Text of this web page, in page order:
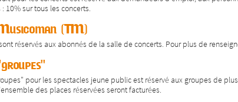
10% sur tous les concerts.
(TM)
réservés aux abonnés de la salle de concerts. Pour plus de
pour les spectacles jeune public est réservé aux groupes de
des places réservées seront facturées.